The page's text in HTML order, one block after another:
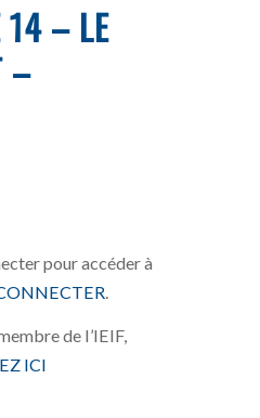
14 – LE
–
pour accéder à
de l’IEIF,
ICI